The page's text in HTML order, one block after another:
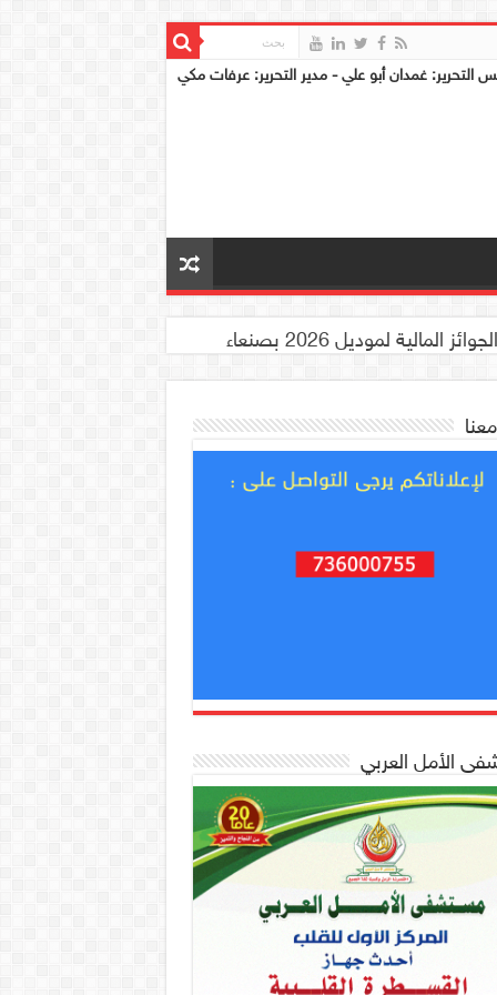
التحرير: غمدان أبو علي - مدير التحرير: عرفات مكي
الأمل العربي